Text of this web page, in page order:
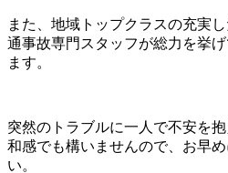
また、地域トップクラスの充実
通事故専門スタッフが総力を挙
ます。
突然のトラブルに一人で不安を
和感でも構いませんので、お早
い。